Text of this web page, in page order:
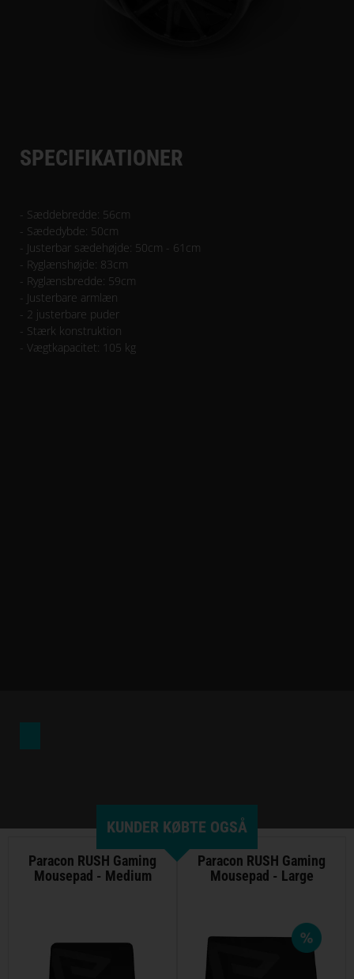
SPECIFIKATIONER
- Sæddebredde: 56cm
- Sædedybde: 50cm
- Justerbar sædehøjde: 50cm - 61cm
- Ryglænshøjde: 83cm
- Ryglænsbredde: 59cm
- Justerbare armlæn
- 2 justerbare puder
- Stærk konstruktion
- Vægtkapacitet: 105 kg
KUNDER KØBTE OGSÅ
Paracon RUSH Gaming
Mousepad - Medium
Paracon RUSH Gaming
Mousepad - Large